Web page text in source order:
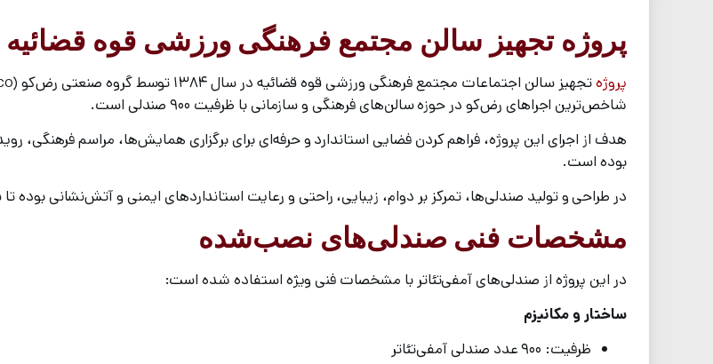
پروژه تجهیز سالن مجتمع فرهنگی ورزشی قوه قضائیه
پروژه
شاخص‌ترین اجراهای رض‌کو در حوزه سالن‌های فرهنگی و سازمانی با ظرفیت ۹۰۰ صندلی است.
هدف از اجرای این پروژه، فراهم کردن فضایی استاندارد و حرفه‌ای برای برگزاری همایش‌ها، مراسم
بوده است.
در طراحی و تولید صندلی‌ها، تمرکز بر دوام، زیبایی، راحتی و رعایت استانداردهای ایمنی و آتش‌نشانی
مشخصات فنی صندلی‌های نصب‌شده
در این پروژه از صندلی‌های آمفی‌تئاتر با مشخصات فنی ویژه استفاده شده است:
ساختار و مکانیزم
ظرفیت: ۹۰۰ عدد صندلی آمفی‌تئاتر